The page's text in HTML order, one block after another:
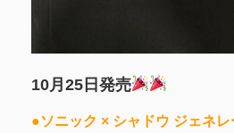
10月25日発売
●ソニック × シャドウ ジェネレ